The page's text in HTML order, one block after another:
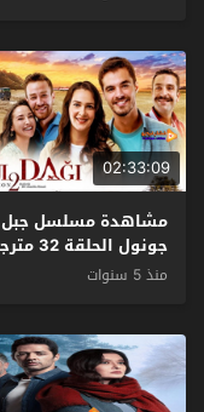
02:33:09
مشاهدة مسلسل جبل
جونول الحلقة 32 مترجم
منذ 5 سنوات